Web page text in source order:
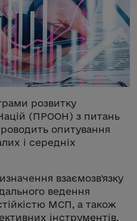
розвитку
(ПРООН) з питань
опитування
і середніх
взаємозв'язку
ведення
МСП, а також
інструментів,